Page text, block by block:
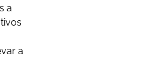
a
a